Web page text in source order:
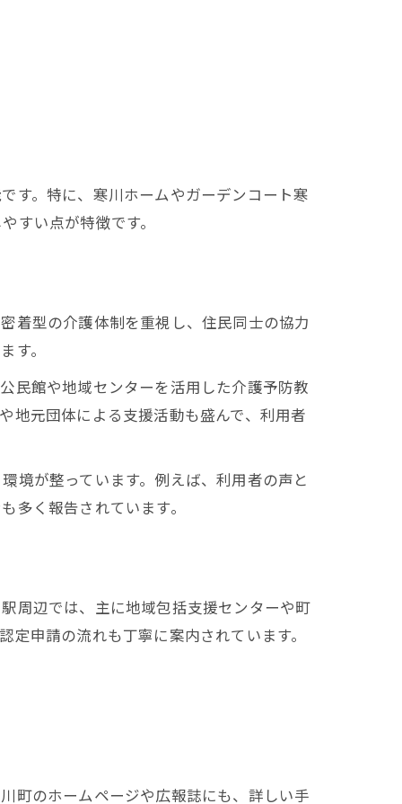
す。特に、寒川ホームやガーデンコート寒
すい点が特徴です。
着型の介護体制を重視し、住民同士の協力
す。
民館や地域センターを活用した介護予防教
地元団体による支援活動も盛んで、利用者
境が整っています。例えば、利用者の声と
多く報告されています。
周辺では、主に地域包括支援センターや町
申請の流れも丁寧に案内されています。
町のホームページや広報誌にも、詳しい手